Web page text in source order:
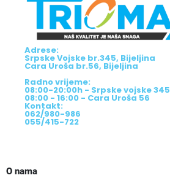
Adrese:
Srpske Vojske br.345, Bijeljina
Cara Uroša br.56, Bijeljina
Radno vrijeme:
08:00-20:00h - Srpske vojske 345
08:00 - 16:00 - Cara Uroša 56
Kontakt:
062/980-986
055/415-722
O nama